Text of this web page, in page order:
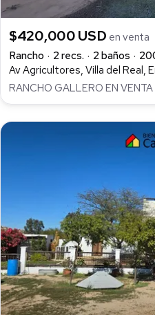
$420,000 USD en venta
Rancho
2 recs. 2 baños
Av Agricultores, Villa del Real,
RANCHO GALLERO EN VENTA